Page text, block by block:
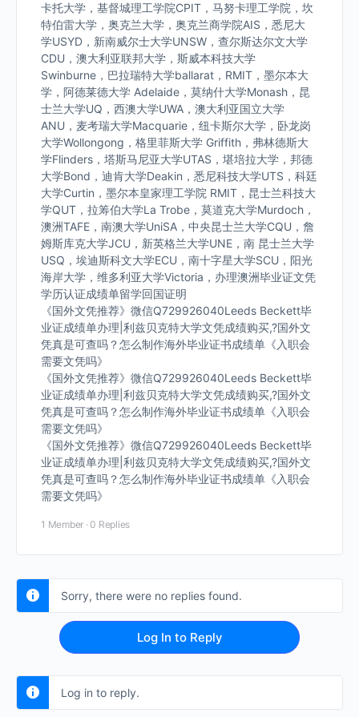
卡托大学，基督城理工学院CPIT，马努卡理工学院，坎
特伯雷大学，奥克兰大学，奥克兰商学院AIS，悉尼大
学USYD，新南威尔士大学UNSW，查尔斯达尔文大学
CDU，澳大利亚联邦大学，斯威本科技大学
Swinburne，巴拉瑞特大学ballarat，RMIT，墨尔本大
学，阿德莱德大学 Adelaide，莫纳什大学Monash，昆
士兰大学UQ，西澳大学UWA，澳大利亚国立大学
ANU，麦考瑞大学Macquarie，纽卡斯尔大学，卧龙岗
大学Wollongong，格里菲斯大学 Griffith，弗林德斯大
学Flinders，塔斯马尼亚大学UTAS，堪培拉大学，邦德
大学Bond，迪肯大学Deakin，悉尼科技大学UTS，科廷
大学Curtin，墨尔本皇家理工学院 RMIT，昆士兰科技大
学QUT，拉筹伯大学La Trobe，莫道克大学Murdoch，
澳洲TAFE，南澳大学UniSA，中央昆士兰大学CQU，詹
姆斯库克大学JCU，新英格兰大学UNE，南 昆士兰大学
USQ，埃迪斯科文大学ECU，南十字星大学SCU，阳光
海岸大学，维多利亚大学Victoria，办理澳洲毕业证文凭
学历认证成绩单留学回国证明
《国外文凭推荐》微信Q729926040Leeds Beckett毕
业证成绩单办理|利兹贝克特大学文凭成绩购买,?国外文
凭真是可查吗？怎么制作海外毕业证书成绩单《入职会
需要文凭吗》
《国外文凭推荐》微信Q729926040Leeds Beckett毕
业证成绩单办理|利兹贝克特大学文凭成绩购买,?国外文
凭真是可查吗？怎么制作海外毕业证书成绩单《入职会
需要文凭吗》
《国外文凭推荐》微信Q729926040Leeds Beckett毕
业证成绩单办理|利兹贝克特大学文凭成绩购买,?国外文
凭真是可查吗？怎么制作海外毕业证书成绩单《入职会
需要文凭吗》
1 Member · 0 Replies
Sorry, there were no replies found.
Log In to Reply
Log in to reply.